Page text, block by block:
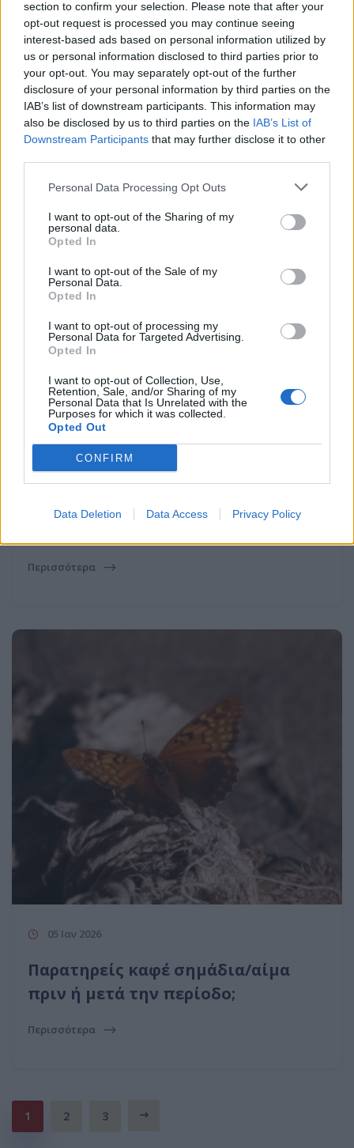
section to confirm your selection. Please note that after your
opt-out request is processed you may continue seeing
interest-based ads based on personal information utilized by
us or personal information disclosed to third parties prior to
your opt-out. You may separately opt-out of the further
disclosure of your personal information by third parties on the
IAB’s list of downstream participants. This information may
also be disclosed by us to third parties on the IAB’s List of
Downstream Participants that may further disclose it to other
Personal Data Processing Opt Outs
I want to opt-out of the Sharing of my
personal data.
Opted In
I want to opt-out of the Sale of my
Personal Data.
Opted In
I want to opt-out of processing my
Personal Data for Targeted Advertising.
Opted In
I want to opt-out of Collection, Use,
Retention, Sale, and/or Sharing of my
Personal Data that Is Unrelated with the
Purposes for which it was collected.
Opted Out
CONFIRM
Data Deletion Data Access Privacy Policy
10 Φεβ 2026
Ποια είναι τα red flags της
περιόδου σου;
Περισσότερα
10 Ιαν 2026
Νιώθεις εξάντληση πριν την
Περισσότερα
05 Ιαν 2026
Παρατηρείς καφέ σημάδια/αίμα
πριν ή μετά την περίοδο;
Περισσότερα
1 2 3